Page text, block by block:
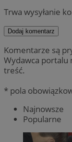
Trwa wysyłanie
Dodaj komentarz
Komentarze są
Wydawca portalu
treść.
* pola
Najnowsze
Popularne